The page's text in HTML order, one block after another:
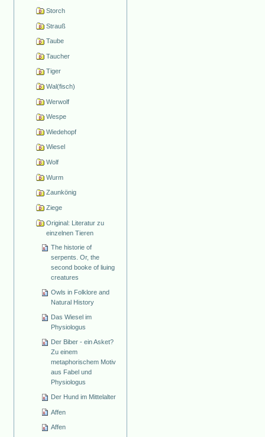
Storch
Strauß
Taube
Taucher
Tiger
Wal(fisch)
Werwolf
Wespe
Wiedehopf
Wiesel
Wolf
Wurm
Zaunkönig
Ziege
Original: Literatur zu
einzelnen Tieren
The historie of
serpents. Or, the
second booke of liuing
creatures
Owls in Folklore and
Natural History
Das Wiesel im
Physiologus
Der Biber - ein Asket?
Zu einem
metaphorischem Motiv
aus Fabel und
Physiologus
Der Hund im Mittelalter
Affen
Affen